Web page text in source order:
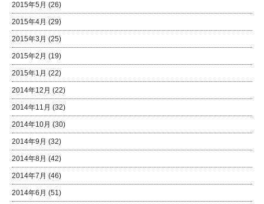
2015年5月 (26)
2015年4月 (29)
2015年3月 (25)
2015年2月 (19)
2015年1月 (22)
2014年12月 (22)
2014年11月 (32)
2014年10月 (30)
2014年9月 (32)
2014年8月 (42)
2014年7月 (46)
2014年6月 (51)